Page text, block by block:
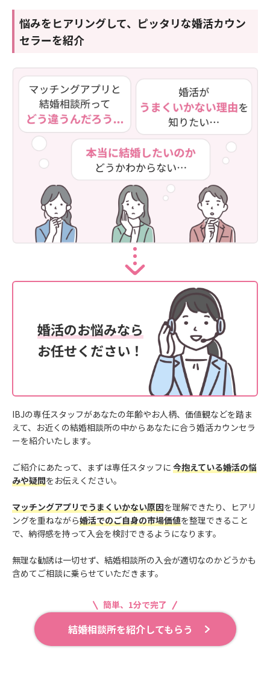
悩みをヒアリングして、ピッタリな婚活カウン
セラーを紹介
婚活のお悩みなら
お任せください！
IBJの専任スタッフがあなたの年齢やお人柄、価値観などを踏ま
えて、お近くの結婚相談所の中からあなたに合う婚活カウンセラ
ーを紹介いたします。
ご紹介にあたって、まずは専任スタッフに 今抱えている婚活の悩
みや疑問をお伝えください。
マッチングアプリでうまくいかない原因を理解できたり、ヒアリ
ングを重ねながら婚活でのご自身の市場価値を整理できること
で、納得感を持って入会を検討できるようになります。
無理な勧誘は一切せず、結婚相談所の入会が適切なのかどうかも
含めてご相談に乗らせていただきます。
簡単、1分で完了
結婚相談所を紹介してもらう